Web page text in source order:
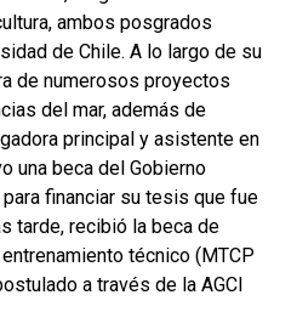
ambos posgrados
de Chile. A lo largo de su
de numerosos proyectos
del mar, además de
principal y asistente en
una beca del Gobierno
financiar su tesis que fue
tarde, recibió la beca de
técnico (MTCP
a través de la AGCI